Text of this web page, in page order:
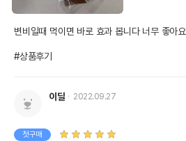
변비일때 먹이면 바로 효과 봅니다 너무 좋아요
#상품후기
이딜 2022.09.27
첫구매